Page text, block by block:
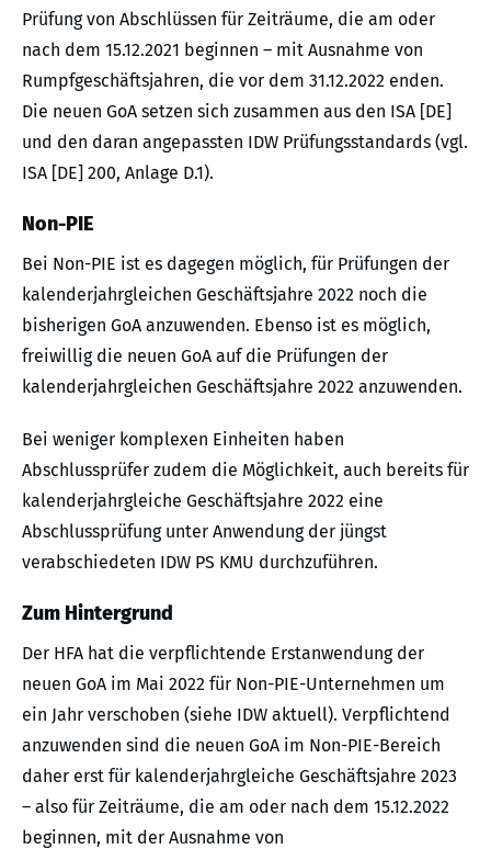
Prüfung von Abschlüssen für Zeiträume, die am oder
nach dem 15.12.2021 beginnen – mit Ausnahme von
Rumpfgeschäftsjahren, die vor dem 31.12.2022 enden.
Die neuen GoA setzen sich zusammen aus den ISA [DE]
und den daran angepassten IDW Prüfungsstandards (vgl.
ISA [DE] 200, Anlage D.1).
Non-PIE
Bei Non-PIE ist es dagegen möglich, für Prüfungen der
kalenderjahrgleichen Geschäftsjahre 2022 noch die
bisherigen GoA anzuwenden. Ebenso ist es möglich,
freiwillig die neuen GoA auf die Prüfungen der
kalenderjahrgleichen Geschäftsjahre 2022 anzuwenden.
Bei weniger komplexen Einheiten haben
Abschlussprüfer zudem die Möglichkeit, auch bereits für
kalenderjahrgleiche Geschäftsjahre 2022 eine
Abschlussprüfung unter Anwendung der jüngst
verabschiedeten IDW PS KMU durchzuführen.
Zum Hintergrund
Der HFA hat die verpflichtende Erstanwendung der
neuen GoA im Mai 2022 für Non-PIE-Unternehmen um
ein Jahr verschoben (siehe IDW aktuell). Verpflichtend
anzuwenden sind die neuen GoA im Non-PIE-Bereich
daher erst für kalenderjahrgleiche Geschäftsjahre 2023
– also für Zeiträume, die am oder nach dem 15.12.2022
beginnen, mit der Ausnahme von